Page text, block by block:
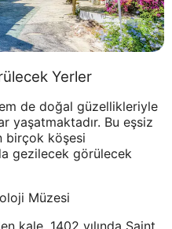
Yerler
de doğal güzellikleriyle
yaşatmaktadır. Bu eşsiz
birçok köşesi
gezilecek görülecek
Müzesi